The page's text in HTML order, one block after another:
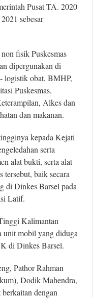
Pusat TA. 2020
sebesar
fisik Puskesmas
dipergunakan di
logistik obat, BMHP,
Puskesmas,
Alkes dan
dan makanan.
kepada Kejati
serta
alat bukti, serta alat
tersebut, baik secara
di Dinkes Barsel pada
Latif.
Kalimantan
unit mobil yang diduga
di Dinkes Barsel.
Pathor Rahman
Dodik Mahendra,
dengan